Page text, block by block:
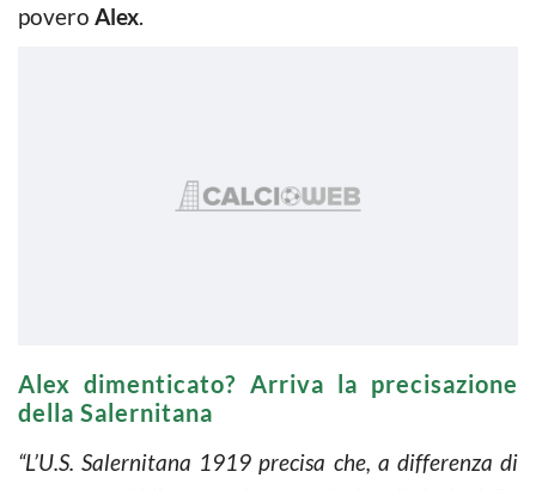
povero Alex.
Alex dimenticato? Arriva la precisazione
della Salernitana
“L’U.S. Salernitana 1919 precisa che, a differenza di